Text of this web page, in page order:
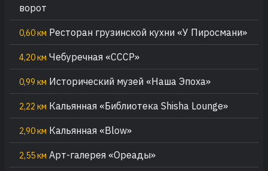
ворот
0,60 км Ресторан грузинской кухни «У Пиросмани»
4,20 км Чебуречная «СССР»
0,99 км Исторический музей «Наша Эпоха»
2,22 км Кальянная «Библиотека Shisha Lounge»
2,90 км Кальянная «Blow»
2,55 км Арт-галерея «Ореады»